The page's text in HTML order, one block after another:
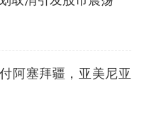
阿塞拜疆，亚美尼亚